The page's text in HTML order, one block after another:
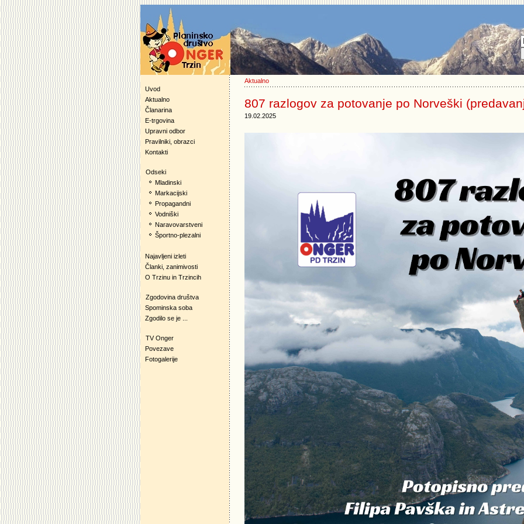
Uvod
Aktualno
Članarina
E-trgovina
Upravni odbor
Pravilniki, obrazci
Kontakti
Odseki
Mladinski
Markacijski
Propagandni
Vodniški
Naravovarstveni
Športno-plezalni
Najavljeni izleti
Članki, zanimivosti
O Trzinu in Trzincih
Zgodovina društva
Spominska soba
Zgodilo se je ...
TV Onger
Povezave
Fotogalerije
Aktualno
807 razlogov za potovanje po Norveški
19.02.2025